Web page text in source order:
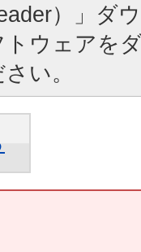
）」ダ
ウェアを
い。